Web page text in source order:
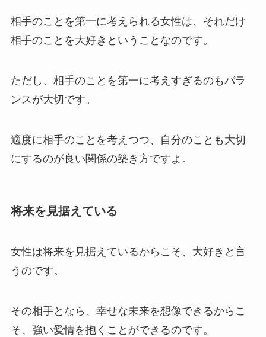
相手のことを第一に考えられる女性は、それだけ
相手のことを大好きということなのです。
ただし、相手のことを第一に考えすぎるのもバラ
ンスが大切です。
適度に相手のことを考えつつ、自分のことも大切
にするのが良い関係の築き方ですよ。
将来を見据えている
女性は将来を見据えているからこそ、大好きと言
うのです。
その相手となら、幸せな未来を想像できるからこ
そ、強い愛情を抱くことができるのです。